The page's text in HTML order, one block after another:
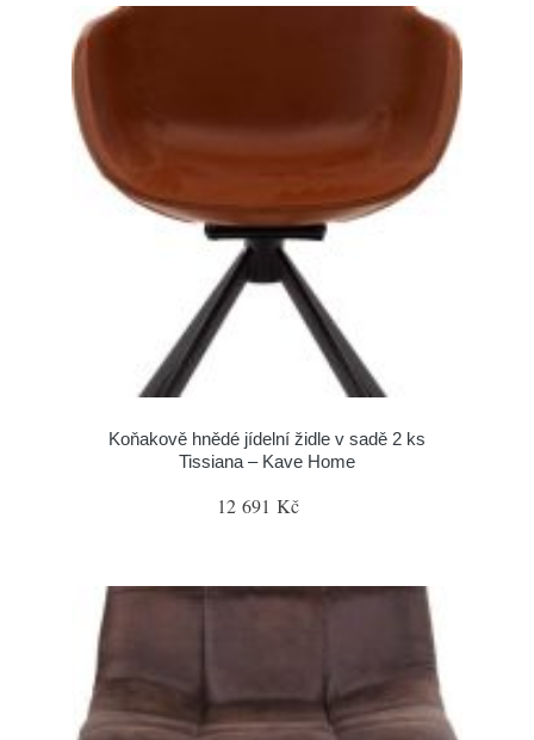
Koňakově hnědé jídelní židle v sadě 2 ks
Tissiana – Kave Home
12 691 Kč